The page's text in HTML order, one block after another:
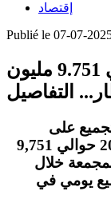
إقتصاد
Publié le 07-07-
صابة الحبوب: تجميع حوالي 9.751 مليون
التفاصيل
على
9,751
خلال
يومي في